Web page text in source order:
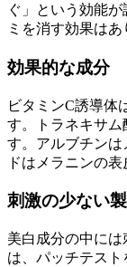
ぐ」という効能
ミを消す効果はあ
効果的な成分
ビタミンC誘導体
す。トラネキサ
す。アルブチンは
ドはメラニンの
刺激の少ない
美白成分の中に
は、パッチテス